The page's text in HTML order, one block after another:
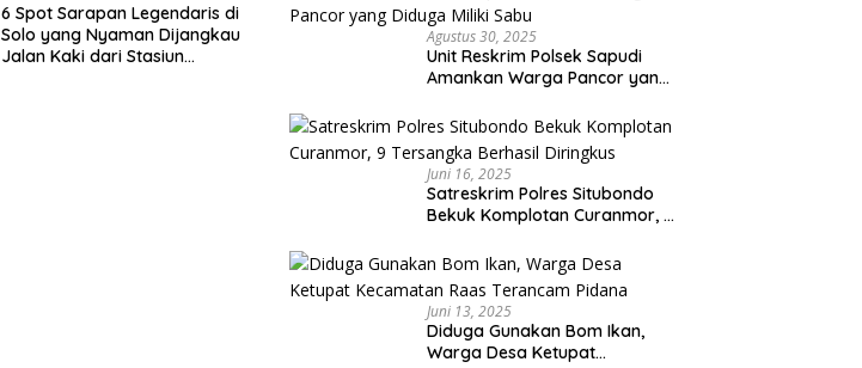
6 Spot Sarapan Legendaris di
Solo yang Nyaman Dijangkau
Jalan Kaki dari Stasiun
Agustus 30, 2025
Unit Reskrim Polsek Sapudi
Amankan Warga Pancor yang
Juni 16, 2025
Satreskrim Polres Situbondo
Bekuk Komplotan Curanmor, 9
Juni 13, 2025
Diduga Gunakan Bom Ikan,
Warga Desa Ketupat